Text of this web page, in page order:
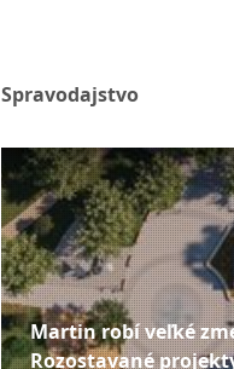
Spravodajstvo
Martin robí veľké
Rozostavané